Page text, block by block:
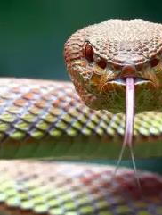
cùng bạn